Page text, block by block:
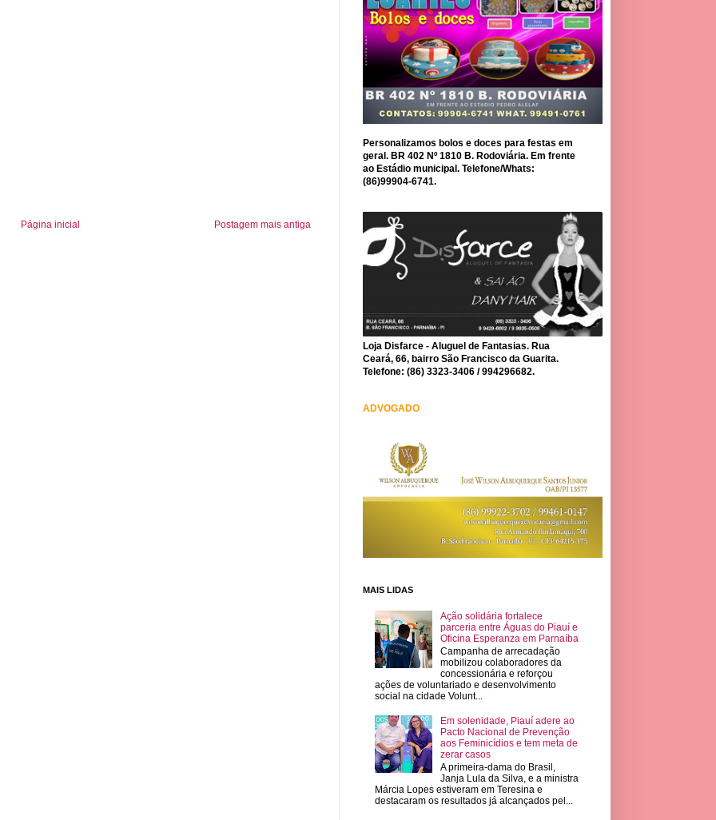
Postagem mais antiga
Página inicial
Personalizamos bolos e doces para festas em
geral. BR 402 Nº 1810 B. Rodoviária. Em frente
ao Estádio municipal. Telefone/Whats:
(86)99904-6741.
Loja Disfarce - Aluguel de Fantasias. Rua
Ceará, 66, bairro São Francisco da Guarita.
Telefone: (86) 3323-3406 / 994296682.
ADVOGADO
MAIS LIDAS
Ação solidária fortalece
parceria entre Águas do Piauí e
Oficina Esperanza em Parnaíba
Campanha de arrecadação
mobilizou colaboradores da
concessionária e reforçou
ações de voluntariado e desenvolvimento
social na cidade Volunt...
Em solenidade, Piauí adere ao
Pacto Nacional de Prevenção
aos Feminicídios e tem meta de
zerar casos
A primeira-dama do Brasil,
Janja Lula da Silva, e a ministra
Márcia Lopes estiveram em Teresina e
destacaram os resultados já alcançados pel...